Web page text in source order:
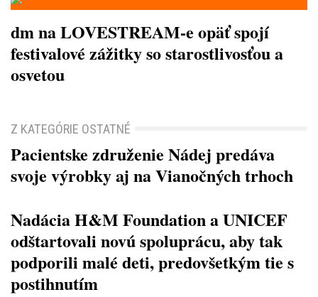
dm na LOVESTREAM-e opäť spojí
festivalové zážitky so starostlivosťou a
osvetou
Z KATEGÓRIE OSTATNÉ
Pacientske združenie Nádej predáva
svoje výrobky aj na Vianočných trhoch
Nadácia H&M Foundation a UNICEF
odštartovali novú spoluprácu, aby tak
podporili malé deti, predovšetkým tie s
postihnutím